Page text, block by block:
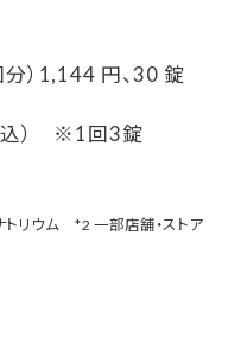
分）1,144 円、30 錠
込） ※1回3錠
トリウム *2 一部店舗・ストア